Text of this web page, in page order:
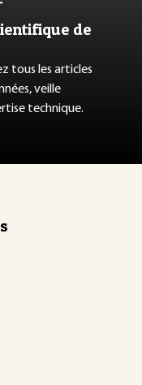
de
tous les articles
veille
technique.